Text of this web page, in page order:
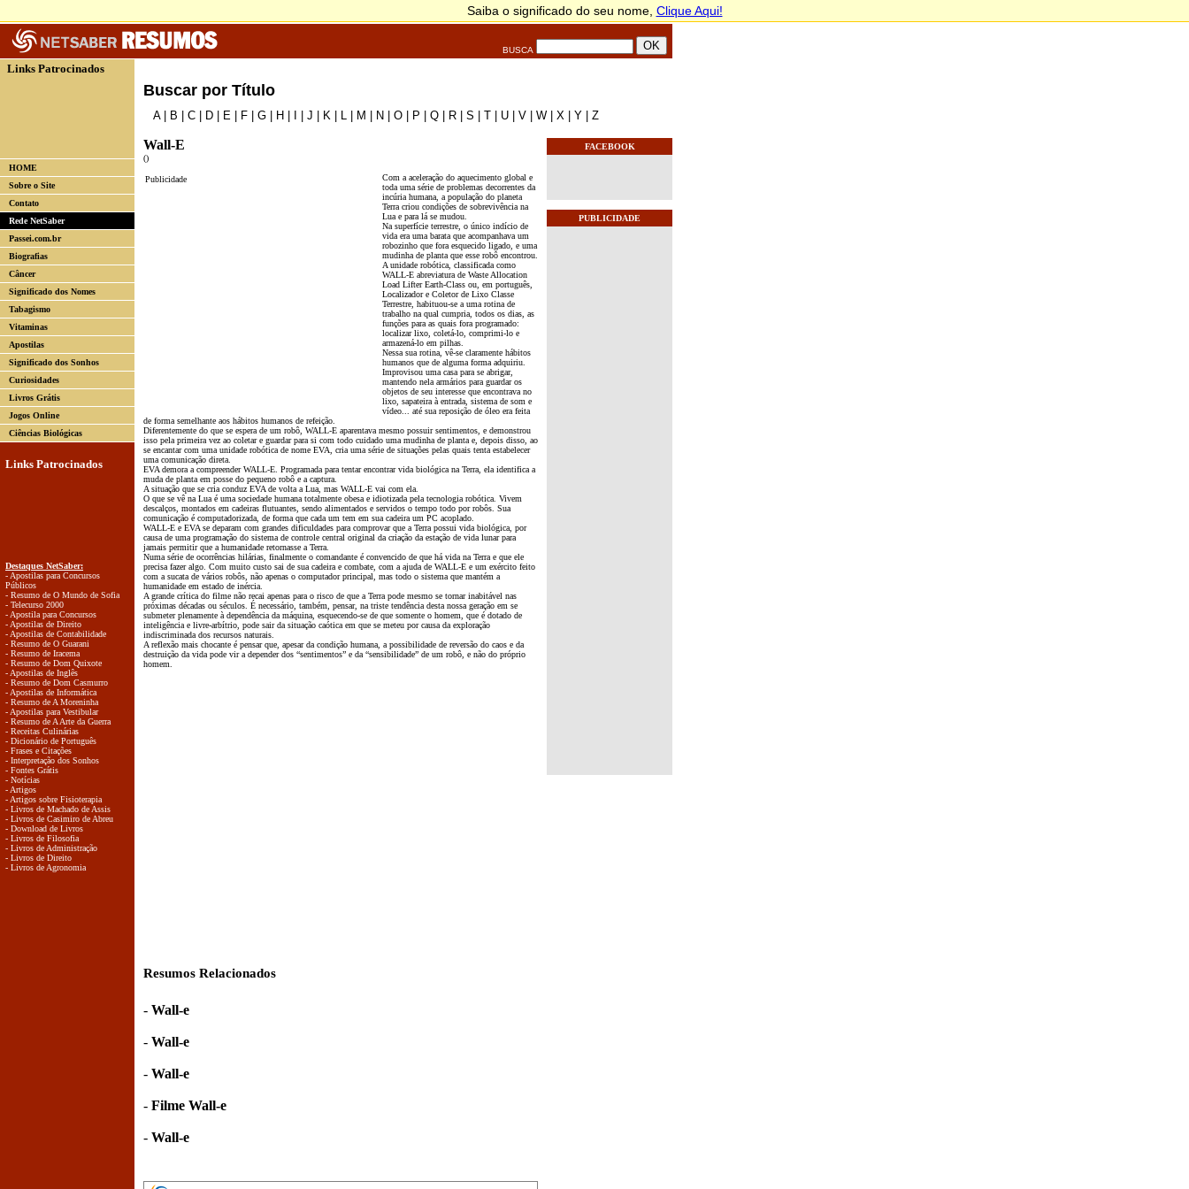
BUSCA
Links Patrocinados
HOME
Sobre o Site
Contato
Rede NetSaber
Passei.com.br
Biografias
Câncer
Significado dos Nomes
Tabagismo
Vitaminas
Apostilas
Significado dos Sonhos
Curiosidades
Livros Grátis
Jogos Online
Ciências Biológicas
Links Patrocinados
Destaques NetSaber:
- Apostilas para Concursos
Públicos
- Resumo de O Mundo de Sofia
- Telecurso 2000
- Apostila para Concursos
- Apostilas de Direito
- Apostilas de Contabilidade
- Resumo de O Guarani
- Resumo de Iracema
- Resumo de Dom Quixote
- Apostilas de Inglês
- Resumo de Dom Casmurro
- Apostilas de Informática
- Resumo de A Moreninha
- Apostilas para Vestibular
- Resumo de A Arte da Guerra
- Receitas Culinárias
- Dicionário de Português
- Frases e Citações
- Interpretação dos Sonhos
- Fontes Grátis
- Notícias
- Artigos
- Artigos sobre Fisioterapia
- Livros de Machado de Assis
- Livros de Casimiro de Abreu
- Download de Livros
- Livros de Filosofia
- Livros de Administração
- Livros de Direito
- Livros de Agronomia
Buscar por Título
A| B C D E F G H J K L M N O P Q R S T U V W X Y Z
Wall-E
()
Publicidade
Com a aceleração do aquecimento global e
toda uma série de problemas decorrentes da
incúria humana, a população do planeta
Terra criou condições de sobrevivência na
Lua e para lá se mudou.
Na superfície terrestre, o único indício de
vida era uma barata que acompanhava um
robozinho que fora esquecido ligado, e uma
mudinha de planta que esse robô encontrou.
A unidade robótica, classificada como
WALL-E abreviatura de Waste Allocation
Load Lifter Earth-Class ou, em português,
Localizador e Coletor de Lixo Classe
Terrestre, habituou-se a uma rotina de
trabalho na qual cumpria, todos os dias, as
funções para as quais fora programado:
localizar lixo, coletá-lo, comprimi-lo e
armazená-lo em pilhas.
Nessa sua rotina, vê-se claramente hábitos
humanos que de alguma forma adquiriu.
Improvisou uma casa para se abrigar,
mantendo nela armários para guardar os
objetos de seu interesse que encontrava no
lixo, sapateira à entrada, sistema de som e
vídeo... até sua reposição de óleo era feita
de forma semelhante aos hábitos humanos de refeição.
Diferentemente do que se espera de um robô, WALL-E aparentava mesmo possuir sentimentos, e demonstrou
isso pela primeira vez ao coletar e guardar para si com todo cuidado uma mudinha de planta e, depois disso, ao
se encantar com uma unidade robótica de nome EVA, cria uma série de situações pelas quais tenta estabelecer
uma comunicação direta.
EVA demora a compreender WALL-E. Programada para tentar encontrar vida biológica na Terra, ela identifica a
muda de planta em posse do pequeno robô e a captura.
A situação que se cria conduz EVA de volta a Lua, mas WALL-E vai com ela.
O que se vê na Lua é uma sociedade humana totalmente obesa e idiotizada pela tecnologia robótica. Vivem
descalços, montados em cadeiras flutuantes, sendo alimentados e servidos o tempo todo por robôs. Sua
comunicação é computadorizada, de forma que cada um tem em sua cadeira um PC acoplado.
WALL-E e EVA se deparam com grandes dificuldades para comprovar que a Terra possui vida biológica, por
causa de uma programação do sistema de controle central original da criação da estação de vida lunar para
jamais permitir que a humanidade retornasse a Terra.
Numa série de ocorrências hilárias, finalmente o comandante é convencido de que há vida na Terra e que ele
precisa fazer algo. Com muito custo sai de sua cadeira e combate, com a ajuda de WALL-E e um exército feito
com a sucata de vários robôs, não apenas o computador principal, mas todo o sistema que mantém a
humanidade em estado de inércia.
A grande crítica do filme não recai apenas para o risco de que a Terra pode mesmo se tornar inabitável nas
próximas décadas ou séculos. É necessário, também, pensar, na triste tendência desta nossa geração em se
submeter plenamente à dependência da máquina, esquecendo-se de que somente o homem, que é dotado de
inteligência e livre-arbítrio, pode sair da situação caótica em que se meteu por causa da exploração
indiscriminada dos recursos naturais.
A reflexão mais chocante é pensar que, apesar da condição humana, a possibilidade de reversão do caos e da
destruição da vida pode vir a depender dos “sentimentos” e da “sensibilidade” de um robô, e não do próprio
homem.
Resumos Relacionados
- Wall-e
- Wall-e
- Wall-e
- Filme Wall-e
- Wall-e
FACEBOOK
PUBLICIDADE